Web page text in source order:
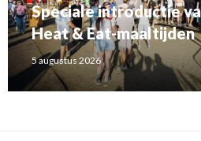
Speciale introductie
Heat & Eat-maaltijden
5 augustus 2026